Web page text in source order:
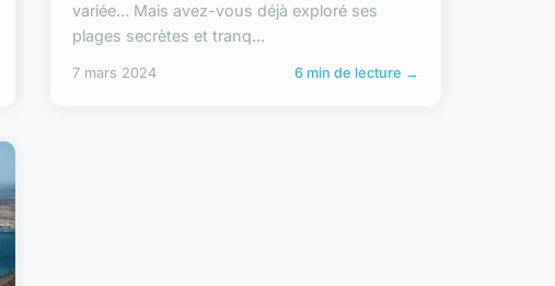
variée… Mais avez-vous déjà exploré ses
plages secrètes et tranq...
7 mars 2024 6 min de lecture →